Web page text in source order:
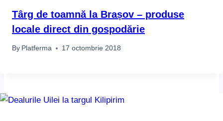
Târg de toamnă la Brașov – produse
locale direct din gospodărie
By Platferma 17 octombrie 2018